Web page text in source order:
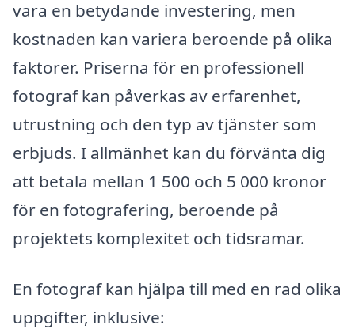
vara en betydande investering, men
kostnaden kan variera beroende på olika
faktorer. Priserna för en professionell
fotograf kan påverkas av erfarenhet,
utrustning och den typ av tjänster som
erbjuds. I allmänhet kan du förvänta dig
att betala mellan 1 500 och 5 000 kronor
för en fotografering, beroende på
projektets komplexitet och tidsramar.
En fotograf kan hjälpa till med en rad olika
uppgifter, inklusive: